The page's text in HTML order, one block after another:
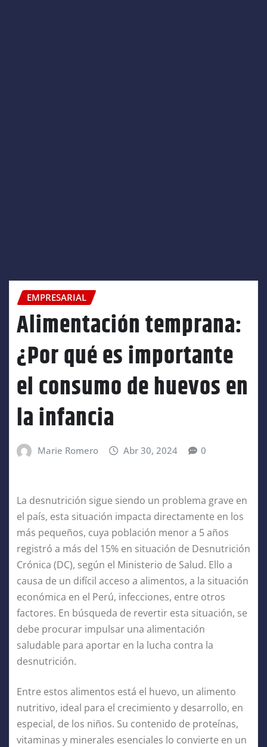
EMPRESARIAL
Alimentación temprana:
¿Por qué es importante
el consumo de huevos en
la infancia
Marie Romero Abr 30, 2024 0
La desnutrición sigue siendo un problema grave en
el país, esta situación impacta directamente en los
más pequeños, cuya población menor a 5 años
registró a más del 15% en situación de Desnutrición
Crónica (DC), según el Ministerio de Salud. Ello a
causa de un difícil acceso a alimentos, a la situación
económica en el Perú, infecciones, entre otros
factores. En búsqueda de revertir esta situación, se
debe procurar impulsar una alimentación
saludable para aportar en la lucha contra la
desnutrición.
Entre estos alimentos está el huevo, un alimento
nutritivo, ideal para el crecimiento y desarrollo, en
especial, de los niños. Su contenido de proteínas,
vitaminas y minerales esenciales lo convierte en un